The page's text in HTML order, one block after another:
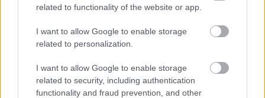
related to functionality of the website or app.
I want to allow Google to enable storage
related to personalization.
I want to allow Google to enable storage
related to security, including authentication
functionality and fraud prevention, and other